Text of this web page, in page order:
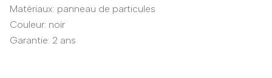
Matériaux: panneau de particules
Couleur: noir
Garantie: 2 ans